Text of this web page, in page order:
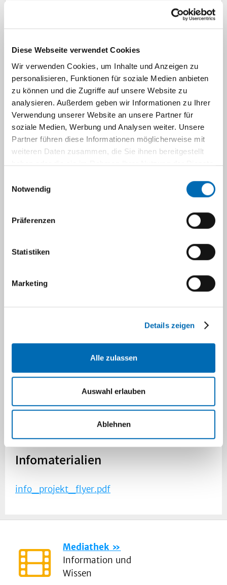
Diese Webseite verwendet Cookies
Wir verwenden Cookies, um Inhalte und Anzeigen zu
personalisieren, Funktionen für soziale Medien anbieten
zu können und die Zugriffe auf unsere Website zu
analysieren. Außerdem geben wir Informationen zu Ihrer
Verwendung unserer Website an unsere Partner für
soziale Medien, Werbung und Analysen weiter. Unsere
Partner führen diese Informationen möglicherweise mit
weiteren Daten zusammen, die Sie ihnen bereitgestellt
haben oder die sie im Rahmen Ihrer Nutzung der Dienste
Notwendig
Präferenzen
Statistiken
Marketing
Details zeigen
Alle zulassen
Auswahl erlauben
Ablehnen
Bachelor-/Masterarbeiten
Veröffentlichungen des Instituts für
Rechtsmedizin
Navigation
Im Rahmen des in:Fo Projekts sind
vorgesehen. Auf dieser Seite finden Sie
Materialien zum download.
Trainings- / Schulungsmaterialien
red_flags_psychische_Belastung.pdf
schwierige_Untersituationen_Folter.pdf
Versorgung_und_Zugang_in_Fo.pdf
Infomaterialien
info_projekt_flyer.pdf
Mediathek
Information und
Wissen